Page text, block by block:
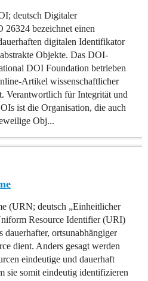
deutsch Digitaler
26324 bezeichnet einen
digitalen Identifikator
Objekte. Das DOI-
DOI Foundation betrieben
Artikel wissenschaftlicher
Verantwortlich für Integrität und
ist die Organisation, die auch
Obj...
(URN; deutsch „Einheitlicher
Resource Identifier (URI)
dauerhafter, ortsunabhängiger
dient. Anders gesagt werden
eindeutige und dauerhaft
sie somit eindeutig identifizieren